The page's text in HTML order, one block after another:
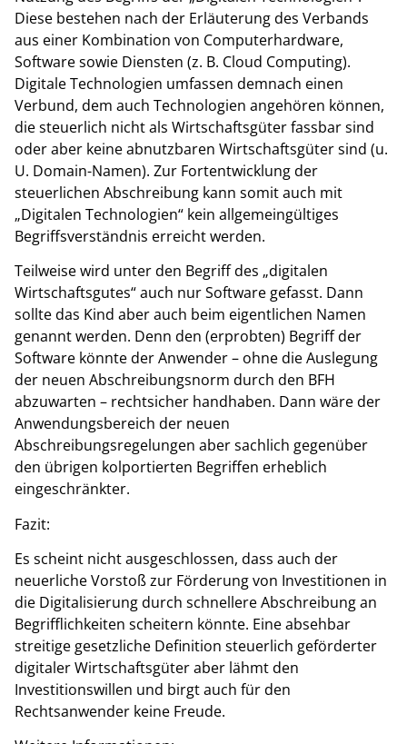
Diese bestehen nach der Erläuterung des Verbands
aus einer Kombination von Computerhardware,
Software sowie Diensten (z. B. Cloud Computing).
Digitale Technologien umfassen demnach einen
Verbund, dem auch Technologien angehören können,
die steuerlich nicht als Wirtschaftsgüter fassbar sind
oder aber keine abnutzbaren Wirtschaftsgüter sind (u.
U. Domain-Namen). Zur Fortentwicklung der
steuerlichen Abschreibung kann somit auch mit
„Digitalen Technologien“ kein allgemeingültiges
Begriffsverständnis erreicht werden.
Teilweise wird unter den Begriff des „digitalen
Wirtschaftsgutes“ auch nur Software gefasst. Dann
sollte das Kind aber auch beim eigentlichen Namen
genannt werden. Denn den (erprobten) Begriff der
Software könnte der Anwender – ohne die Auslegung
der neuen Abschreibungsnorm durch den BFH
abzuwarten – rechtsicher handhaben. Dann wäre der
Anwendungsbereich der neuen
Abschreibungsregelungen aber sachlich gegenüber
den übrigen kolportierten Begriffen erheblich
eingeschränkter.
Fazit:
Es scheint nicht ausgeschlossen, dass auch der
neuerliche Vorstoß zur Förderung von Investitionen in
die Digitalisierung durch schnellere Abschreibung an
Begrifflichkeiten scheitern könnte. Eine absehbar
streitige gesetzliche Definition steuerlich geförderter
digitaler Wirtschaftsgüter aber lähmt den
Investitionswillen und birgt auch für den
Rechtsanwender keine Freude.